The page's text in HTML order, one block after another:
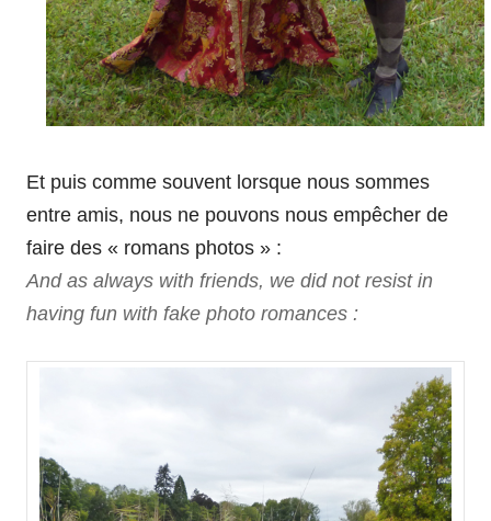
Et puis comme souvent lorsque nous sommes
entre amis, nous ne pouvons nous empêcher de
faire des « romans photos » :
And as always with friends, we did not resist in
having fun with fake photo romances :